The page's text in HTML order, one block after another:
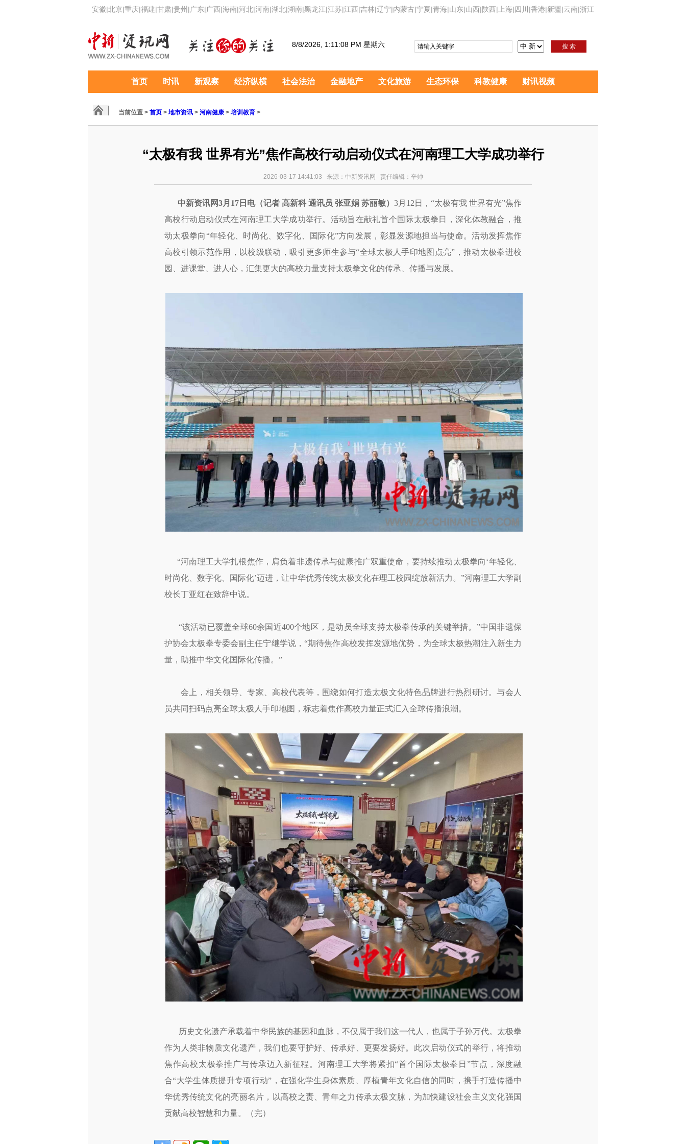
安徽|北京|重庆|福建|甘肃|贵州 |广东|广西|海南|河北|河南|湖北|湖南|黑龙江|江苏|江西|吉林|辽宁|内蒙古|宁夏|青海|山东|山西|陕西| 上海|四川 |香港|新疆|云南|浙江
8/8/2026, 1:11:09 PM 星期六 搜 索
首页 时讯 新观察 经济纵横 社会法治 金融地产 文化旅游 生态环保 科教健康 财讯视频
当前位置 > 首页 > 地市资讯 > 河南健康 > 培训教育 >
“太极有我 世界有光”焦作高校行动启动仪式在河南理工大学成功举行
2026-03-17 14:41:03 来源：中新资讯网 责任编辑：辛帅
中新资讯网3月17日电（记者 高新科 通讯员 张亚娟 苏丽敏） 3月12日，“太极有我 世界有光”焦作
高校行动启动仪式在河南理工大学成功举行。活动旨在献礼首个国际太极拳日，深化体教融合，推
动太极拳向“年轻化、时尚化、数字化、国际化”方向发展，彰显发源地担当与使命。活动发挥焦作
高校引领示范作用，以校级联动，吸引更多师生参与“全球太极人手印地图点亮”，推动太极拳进校
园、进课堂、进人心，汇集更大的高校力量支持太极拳文化的传承、传播与发展。
“河南理工大学扎根焦作，肩负着非遗传承与健康推广双重使命，要持续推动太极拳向‘年轻化、
时尚化、数字化、国际化’迈进，让中华优秀传统太极文化在理工校园绽放新活力。”河南理工大学副
校长丁亚红在致辞中说。
“该活动已覆盖全球60余国近400个地区，是动员全球支持太极拳传承的关键举措。”中国非遗保
护协会太极拳专委会副主任宁继学说，“期待焦作高校发挥发源地优势，为全球太极热潮注入新生力
量，助推中华文化国际化传播。”
会上，相关领导、专家、高校代表等，围绕如何打造太极文化特色品牌进行热烈研讨。与会人
员共同扫码点亮全球太极人手印地图，标志着焦作高校力量正式汇入全球传播浪潮。
历史文化遗产承载着中华民族的基因和血脉，不仅属于我们这一代人，也属于子孙万代。太极拳
作为人类非物质文化遗产，我们也要守护好、传承好、更要发扬好。此次启动仪式的举行，将推动
焦作高校太极拳推广与传承迈入新征程。河南理工大学将紧扣“首个国际太极拳日”节点，深度融
合“大学生体质提升专项行动”，在强化学生身体素质、厚植青年文化自信的同时，携手打造传播中
华优秀传统文化的亮丽名片，以高校之责、青年之力传承太极文脉，为加快建设社会主义文化强国
贡献高校智慧和力量。（完）